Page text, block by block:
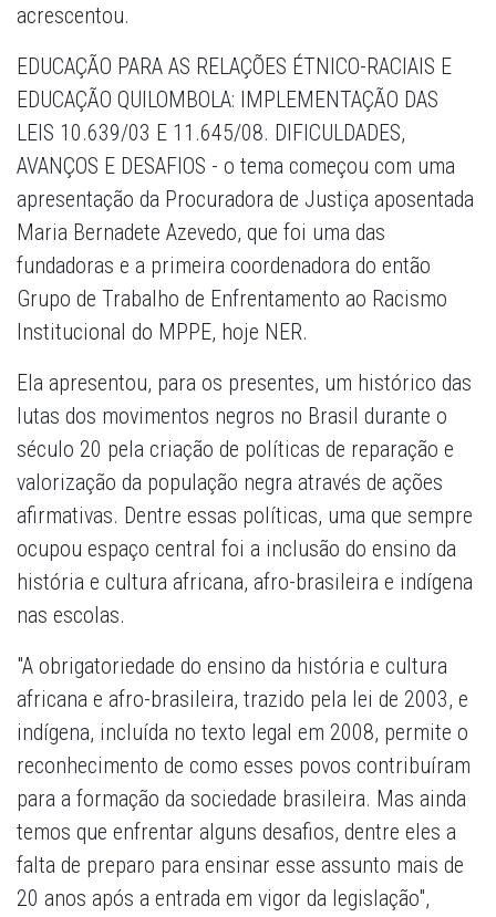
acrescentou.
EDUCAÇÃO PARA AS RELAÇÕES ÉTNICO-RACIAIS E
EDUCAÇÃO QUILOMBOLA: IMPLEMENTAÇÃO DAS
LEIS 10.639/03 E 11.645/08. DIFICULDADES,
AVANÇOS E DESAFIOS - o tema começou com uma
apresentação da Procuradora de Justiça aposentada
Maria Bernadete Azevedo, que foi uma das
fundadoras e a primeira coordenadora do então
Grupo de Trabalho de Enfrentamento ao Racismo
Institucional do MPPE, hoje NER.
Ela apresentou, para os presentes, um histórico das
lutas dos movimentos negros no Brasil durante o
século 20 pela criação de políticas de reparação e
valorização da população negra através de ações
afirmativas. Dentre essas políticas, uma que sempre
ocupou espaço central foi a inclusão do ensino da
história e cultura africana, afro-brasileira e indígena
nas escolas.
"A obrigatoriedade do ensino da história e cultura
africana e afro-brasileira, trazido pela lei de 2003, e
indígena, incluída no texto legal em 2008, permite o
reconhecimento de como esses povos contribuíram
para a formação da sociedade brasileira. Mas ainda
temos que enfrentar alguns desafios, dentre eles a
falta de preparo para ensinar esse assunto mais de
20 anos após a entrada em vigor da legislação",